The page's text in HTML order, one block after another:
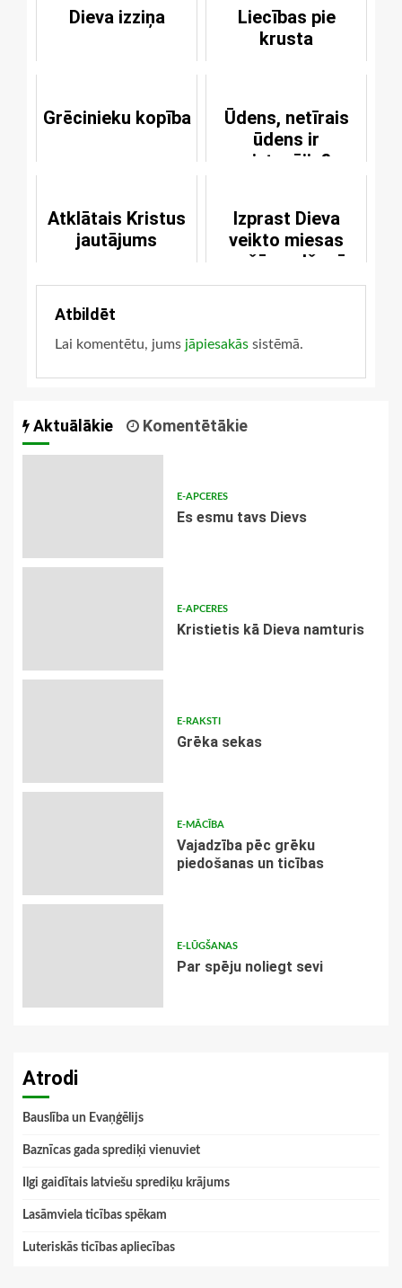
Dieva izziņa
Liecības pie
krusta
Grēcinieku kopība
Ūdens, netīrais
ūdens ir
aiztecējis?
Atklātais Kristus
jautājums
Izprast Dieva
veikto miesas
augšāmcelšanās
brīnumu
Atbildēt
Lai komentētu, jums jāpiesakās sistēmā.
Aktuālākie Komentētākie
E-APCERES
Es esmu tavs Dievs
E-APCERES
Kristietis kā Dieva namturis
E-RAKSTI
Grēka sekas
E-MĀCĪBA
Vajadzība pēc grēku
piedošanas un ticības
E-LŪGŠANAS
Par spēju noliegt sevi
Atrodi
Bauslība un Evaņģēlijs
Baznīcas gada sprediķi vienuviet
Ilgi gaidītais latviešu sprediķu krājums
Lasāmviela ticības spēkam
Luteriskās ticības apliecības